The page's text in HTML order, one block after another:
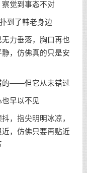
觉到事态不对
到了韩老身边
力垂落，胸口再也
，仿佛真的只是安
——但它从未错过
早以不见
，指尖明明冰凉，
，仿佛只要再贴近